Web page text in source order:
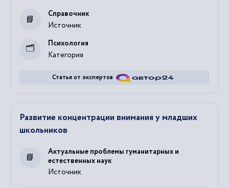
Источник
Справочник
Категория
Психология
Статья от экспертов
Развитие концентрации внимания у младших
школьников
Источник
Актуальные проблемы гуманитарных и
естественных наук